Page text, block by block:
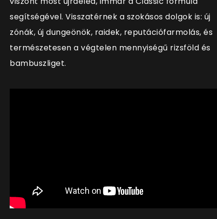
segítségével. Visszatérnek a szokásos dolgok is: új
zónák, új dungeönök, raidek, reputációfarmolás, és
természetesen a végtelen mennyiségű rizsföld és
bambuszliget.